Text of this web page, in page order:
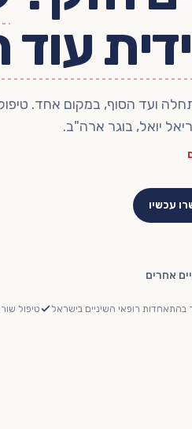
עוד
ועד הסוף, במקום אחד.
יואל, בוגר ארה"ב.
עכשיו
אחרים
בהתאחדות רופאי השיניים בישראל
טיפול